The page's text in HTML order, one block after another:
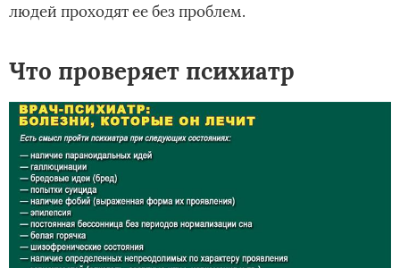
людей проходят ее без проблем.
Что проверяет психиатр